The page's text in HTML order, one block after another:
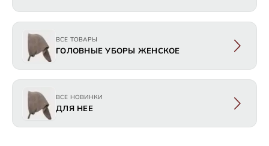
ВСЕ ТОВАРЫ
ГОЛОВНЫЕ УБОРЫ ЖЕНСКОЕ
ВСЕ НОВИНКИ
ДЛЯ НЕЕ